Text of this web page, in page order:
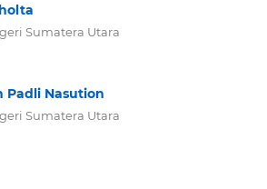
Sumatera Utara
Padli Nasution
Sumatera Utara